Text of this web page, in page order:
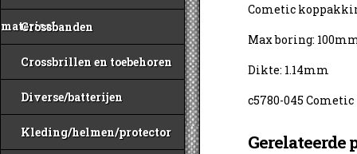
materiaal
Crossbanden
Crossbrillen en toebehoren
Diverse/batterijen
Kleding/helmen/protector
Cometic
Max boring:
Dikte: 1.14mm
c5780-045 Cometic
Gerelateerde